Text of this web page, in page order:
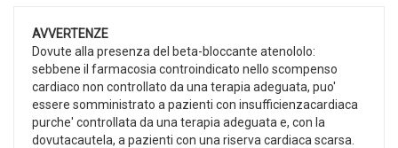
AVVERTENZE
Dovute alla presenza del beta-bloccante atenololo:
sebbene il farmacosia controindicato nello scompenso
cardiaco non controllato da una terapia adeguata, puo'
essere somministrato a pazienti con insufficienzacardiaca
purche' controllata da una terapia adeguata e, con la
dovutacautela, a pazienti con una riserva cardiaca scarsa.